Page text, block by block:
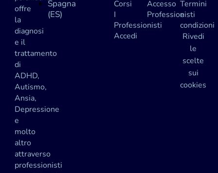
offre
la
diagnosi
e il
trattamento
di
ADHD,
Autismo,
Ansia,
Depressione
e
molto
altro
attraverso
professionisti
Spagna
(ES)
Corsi
I
Professionisti
Accedi
Accesso
Professionisti
Termini
e
condizioni
Rivedi
le
scelte
sui
cookies